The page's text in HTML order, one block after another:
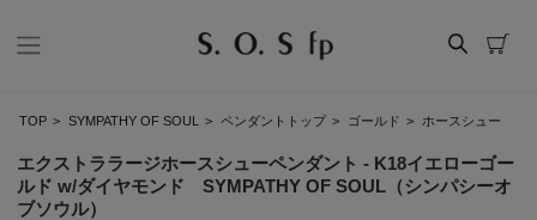
TOP > SYMPATHY OF SOUL > ペンダントトップ > ゴールド > ホースシュー
エクストララージホースシューペンダント - K18イエローゴー
ルド w/ダイヤモンド SYMPATHY OF SOUL（シンパシーオ
ブソウル）